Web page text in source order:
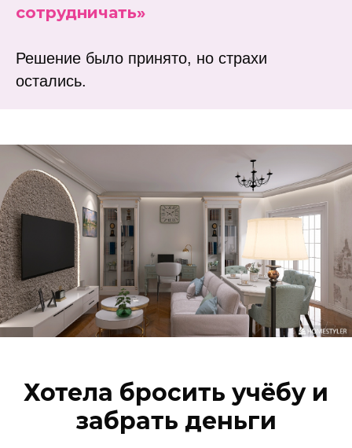
сотрудничать»
Решение было принято, но страхи
остались.
Хотела бросить учёбу и
забрать деньги